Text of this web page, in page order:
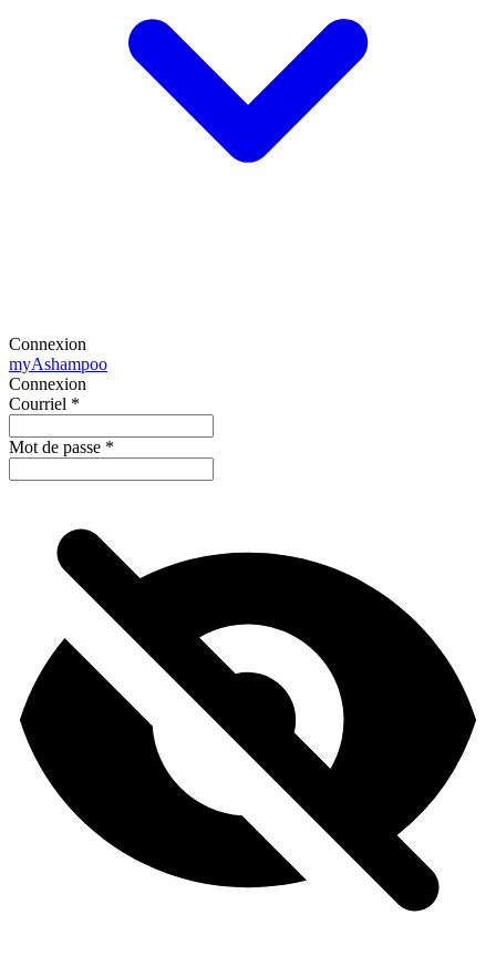
Connexion
myAshampoo
Connexion
Courriel *
Mot de passe *